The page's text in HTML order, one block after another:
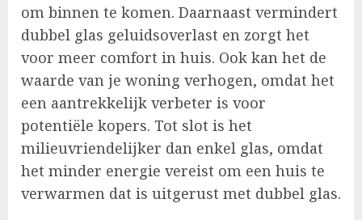
om binnen te komen. Daarnaast vermindert
dubbel glas geluidsoverlast en zorgt het
voor meer comfort in huis. Ook kan het de
waarde van je woning verhogen, omdat het
een aantrekkelijk verbeter is voor
potentiële kopers. Tot slot is het
milieuvriendelijker dan enkel glas, omdat
het minder energie vereist om een huis te
verwarmen dat is uitgerust met dubbel glas.